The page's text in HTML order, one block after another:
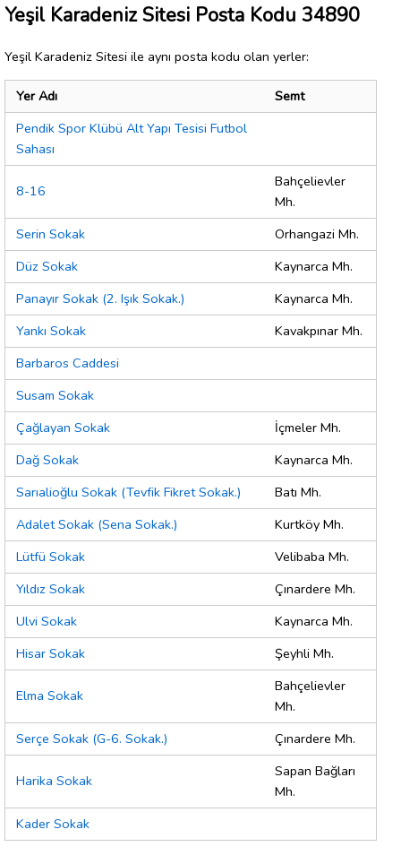
Yeşil Karadeniz Sitesi Posta Kodu 34890
Yeşil Karadeniz Sitesi ile aynı posta kodu olan yerler:
Yer Adı
Semt
Pendik Spor Klübü Alt Yapı Tesisi Futbol
Sahası
8-16
Bahçelievler
Mh.
Serin Sokak
Orhangazi Mh.
Düz Sokak
Kaynarca Mh.
Panayır Sokak (2. Işık Sokak.)
Kaynarca Mh.
Yankı Sokak
Kavakpınar Mh.
Barbaros Caddesi
Susam Sokak
Çağlayan Sokak
İçmeler Mh.
Dağ Sokak
Kaynarca Mh.
Sarıalioğlu Sokak (Tevfik Fikret Sokak.)
Batı Mh.
Adalet Sokak (Sena Sokak.)
Kurtköy Mh.
Lütfü Sokak
Velibaba Mh.
Yıldız Sokak
Çınardere Mh.
Ulvi Sokak
Kaynarca Mh.
Hisar Sokak
Şeyhli Mh.
Elma Sokak
Bahçelievler
Mh.
Serçe Sokak (G-6. Sokak.)
Çınardere Mh.
Harika Sokak
Sapan Bağları
Mh.
Kader Sokak